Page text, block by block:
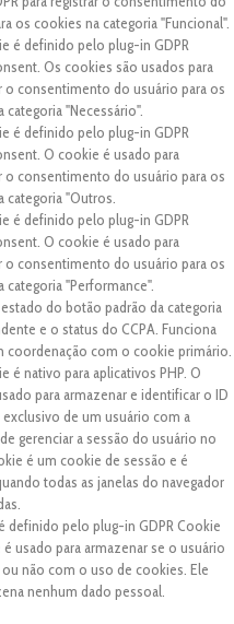
os cookies na categoria "Funcional".
é definido pelo plug-in GDPR
Os cookies são usados para
o consentimento do usuário para os
categoria "Necessário".
é definido pelo plug-in GDPR
O cookie é usado para
o consentimento do usuário para os
categoria "Outros.
é definido pelo plug-in GDPR
O cookie é usado para
o consentimento do usuário para os
categoria "Performance".
do botão padrão da categoria
e o status do CCPA. Funciona
coordenação com o cookie primário.
é nativo para aplicativos PHP. O
para armazenar e identificar o ID
de um usuário com a
gerenciar a sessão do usuário no
é um cookie de sessão e é
todas as janelas do navegador
definido pelo plug-in GDPR Cookie
usado para armazenar se o usuário
não com o uso de cookies. Ele
nenhum dado pessoal.